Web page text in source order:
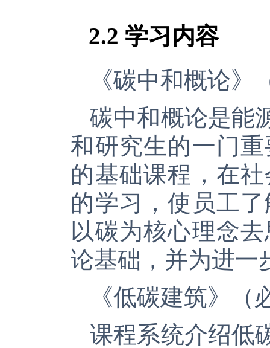
2.2 学习内容
《碳中和概论》
碳中和概论是能
和研究生的一门
的基础课程，在
的学习，使员工
以碳为核心理念
论基础，并为进一
《低碳建筑》（
课程系统介绍低